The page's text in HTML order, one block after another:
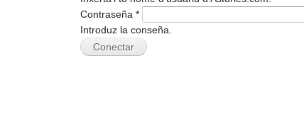
Contraseña *
Introduz la conseña.